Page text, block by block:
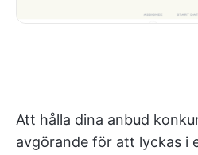
Att hålla dina anbud
avgörande för att lyckas i